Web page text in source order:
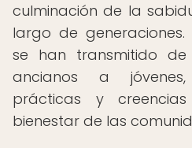
culminación de la
largo de generaciones.
se han transmitido
ancianos a
prácticas y
bienestar de las